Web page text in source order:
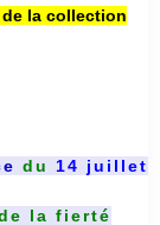
la collection
du 14 juillet
la fierté